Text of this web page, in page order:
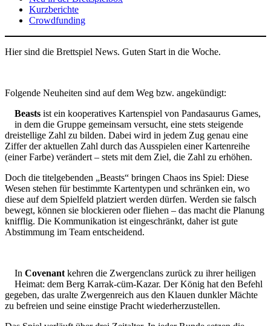
Kurzberichte
Crowdfunding
Hier sind die Brettspiel News. Guten Start in die Woche.
Folgende Neuheiten sind auf dem Weg bzw. angekündigt:
Beasts ist ein kooperatives Kartenspiel von Pandasaurus Games,
in dem die Gruppe gemeinsam versucht, eine stets steigende
dreistellige Zahl zu bilden. Dabei wird in jedem Zug genau eine
Ziffer der aktuellen Zahl durch das Ausspielen einer Kartenreihe
(einer Farbe) verändert – stets mit dem Ziel, die Zahl zu erhöhen.
Doch die titelgebenden „Beasts“ bringen Chaos ins Spiel: Diese
Wesen stehen für bestimmte Kartentypen und schränken ein, wo
diese auf dem Spielfeld platziert werden dürfen. Werden sie falsch
bewegt, können sie blockieren oder fliehen – das macht die Planung
knifflig. Die Kommunikation ist eingeschränkt, daher ist gute
Abstimmung im Team entscheidend.
In Covenant kehren die Zwergenclans zurück zu ihrer heiligen
Heimat: dem Berg Karrak-cüm-Kazar. Der König hat den Befehl
gegeben, das uralte Zwergenreich aus den Klauen dunkler Mächte
zu befreien und seine einstige Pracht wiederherzustellen.